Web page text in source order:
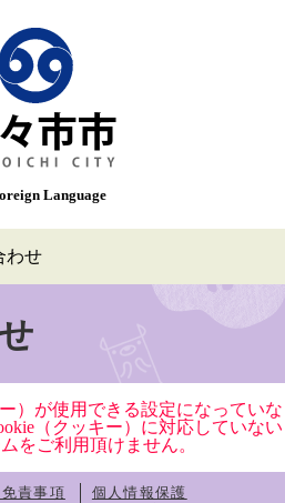
Language
わせ
）が使用できる設定になっていな
（クッキー）に対応していない
をご利用頂けません。
責事項
個人情報保護